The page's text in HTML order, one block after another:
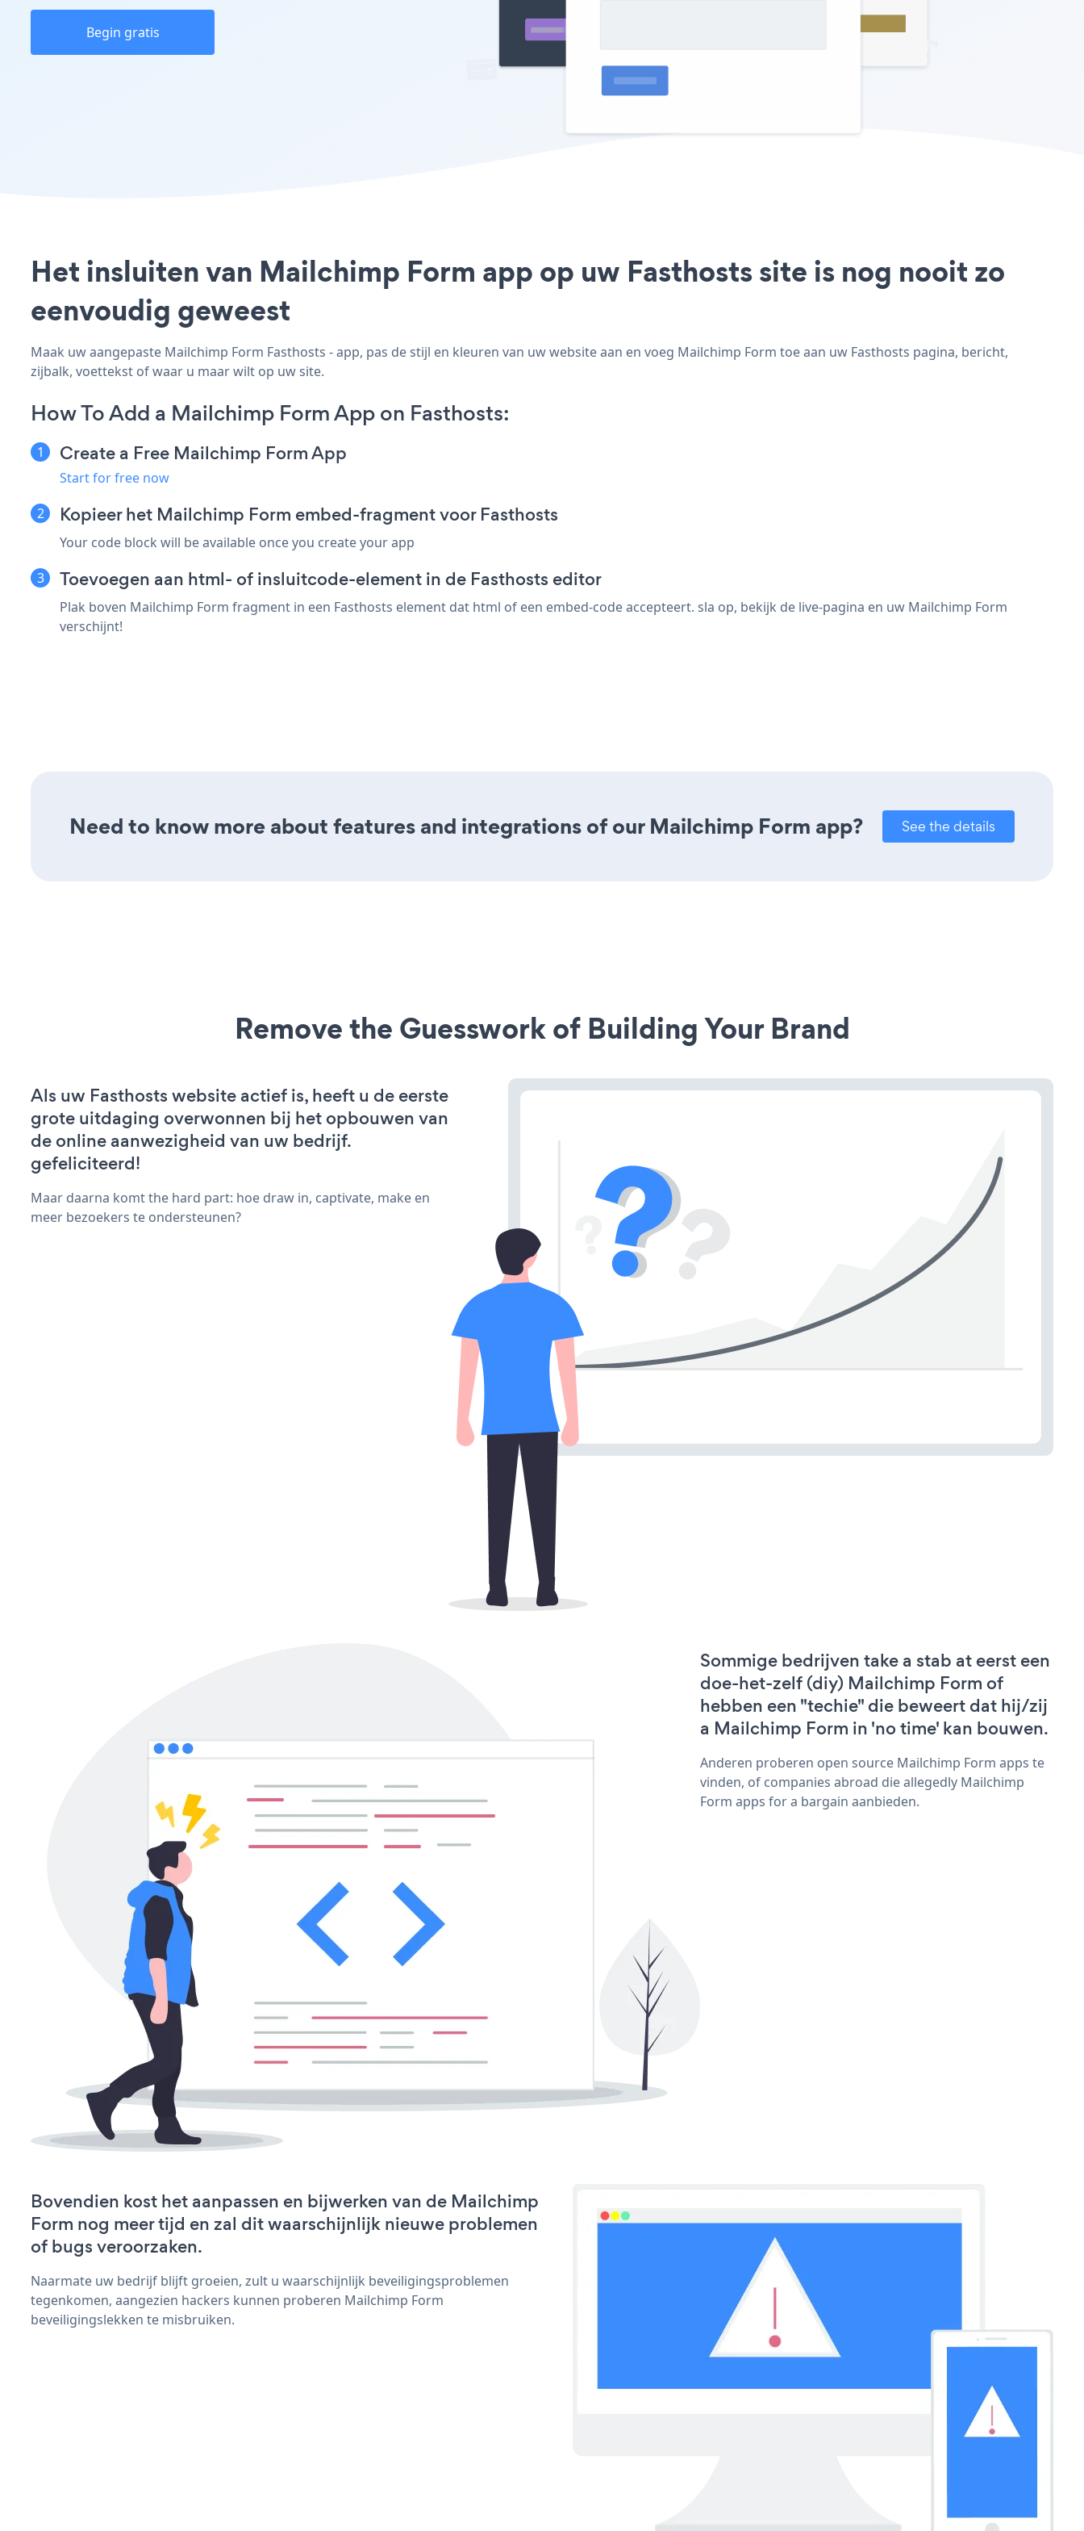
Begin gratis
Het insluiten van Mailchimp Form app op uw Fasthosts site is nog nooit zo
eenvoudig geweest
Maak uw aangepaste Mailchimp Form Fasthosts - app, pas de stijl en kleuren van uw website aan en voeg Mailchimp Form toe aan uw Fasthosts pagina, bericht,
zijbalk, voettekst of waar u maar wilt op uw site.
How To Add a Mailchimp Form App on Fasthosts:
Create a Free Mailchimp Form App
Start for free now
Kopieer het Mailchimp Form embed-fragment voor Fasthosts
Your code block will be available once you create your app
Toevoegen aan html- of insluitcode-element in de Fasthosts editor
Plak boven Mailchimp Form fragment in een Fasthosts element dat html of een embed-code accepteert. sla op, bekijk de live-pagina en uw Mailchimp Form
verschijnt!
Need to know more about features and integrations of our Mailchimp Form app? See the details
Remove the Guesswork of Building Your Brand
Als uw Fasthosts website actief is, heeft u de eerste
grote uitdaging overwonnen bij het opbouwen van
de online aanwezigheid van uw bedrijf.
gefeliciteerd!
Maar daarna komt the hard part: hoe draw in, captivate, make en
meer bezoekers te ondersteunen?
Sommige bedrijven take a stab at eerst een
doe-het-zelf (diy) Mailchimp Form of
hebben een "techie" die beweert dat hij/zij
a Mailchimp Form in 'no time' kan bouwen.
Anderen proberen open source Mailchimp Form apps te
vinden, of companies abroad die allegedly Mailchimp
Form apps for a bargain aanbieden.
Bovendien kost het aanpassen en bijwerken van de Mailchimp
Form nog meer tijd en zal dit waarschijnlijk nieuwe problemen
of bugs veroorzaken.
Naarmate uw bedrijf blijft groeien, zult u waarschijnlijk beveiligingsproblemen
tegenkomen, aangezien hackers kunnen proberen Mailchimp Form
beveiligingslekken te misbruiken.